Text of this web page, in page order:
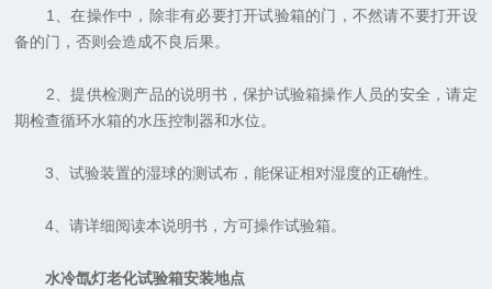
1、在操作中，除非有必要打开试验箱的门，不然请不要打开设
备的门，否则会造成不良后果。
2、提供检测产品的说明书，保护试验箱操作人员的安全，请定
期检查循环水箱的水压控制器和水位。
3、试验装置的湿球的测试布，能保证相对湿度的正确性。
4、请详细阅读本说明书，方可操作试验箱。
水冷氙灯老化试验箱安装地点